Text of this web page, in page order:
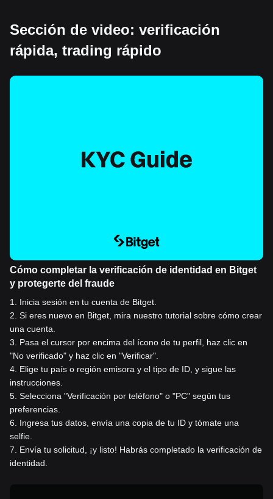
Sección de video: verificación
rápida, trading rápido
Cómo completar la verificación de identidad en Bitget
y protegerte del fraude
1
Inicia sesión en tu cuenta de Bitget.
2 Si eres nuevo en Bitget, mira nuestro tutorial sobre cómo crear
una cuenta.
3
Pasa el cursor por encima del ícono de tu perfil, haz clic en
"No verificado" y haz clic en "Verificar".
4 Elige tu país o región emisora y el tipo de ID, y sigue las
instrucciones.
5 Selecciona "Verificación por teléfono" o "PC" según tus
preferencias.
6
Ingresa tus datos, envía una copia de tu ID y tómate una
selfie.
7
Envía tu solicitud, ¡y listo! Habrás completado la verificación de
identidad.